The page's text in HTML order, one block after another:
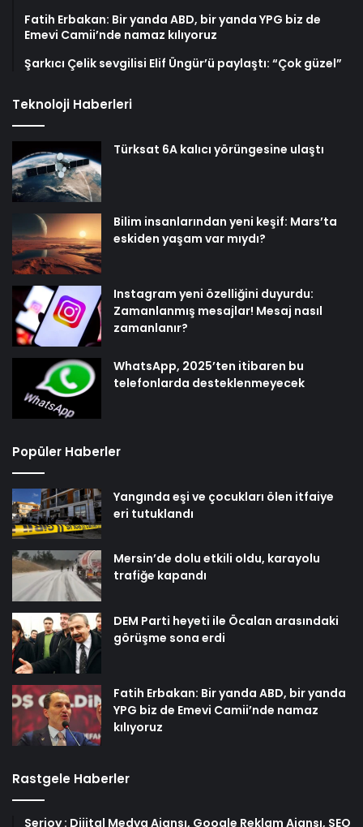
Fatih Erbakan: Bir yanda ABD, bir yanda YPG biz de
Emevi Camii’nde namaz kılıyoruz
Şarkıcı Çelik sevgilisi Elif Üngür’ü paylaştı: “Çok güzel”
Teknoloji Haberleri
Türksat 6A kalıcı yörüngesine ulaştı
Bilim insanlarından yeni keşif: Mars’ta
eskiden yaşam var mıydı?
Instagram yeni özelliğini duyurdu:
Zamanlanmış mesajlar! Mesaj nasıl
zamanlanır?
WhatsApp, 2025’ten itibaren bu
telefonlarda desteklenmeyecek
Popüler Haberler
Yangında eşi ve çocukları ölen itfaiye
eri tutuklandı
Mersin’de dolu etkili oldu, karayolu
trafiğe kapandı
DEM Parti heyeti ile Öcalan arasındaki
görüşme sona erdi
Fatih Erbakan: Bir yanda ABD, bir yanda
YPG biz de Emevi Camii’nde namaz
kılıyoruz
Rastgele Haberler
Serjoy : Dijital Medya Ajansı, Google Reklam Ajansı, SEO